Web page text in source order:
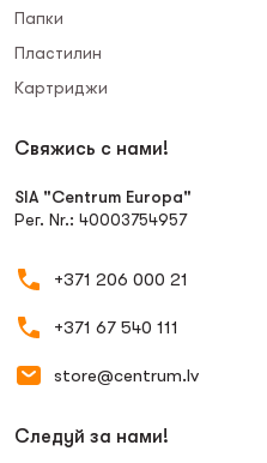
Папки
Пластилин
Картриджи
Свяжись с нами!
SIA "Centrum Europa"
Рег. Nr.: 40003754957
+371 206 000 21
+371 67 540 111
store@centrum.lv
Следуй за нами!